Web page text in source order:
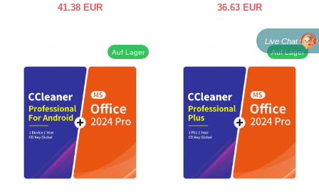
41.38 EUR
36.63 EUR
Auf Lager Auf Lager
Live Chat